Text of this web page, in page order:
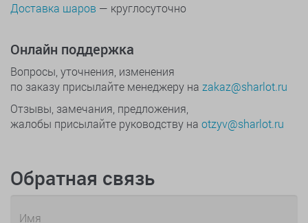
Доставка шаров — круглосуточно
Онлайн поддержка
Вопросы, уточнения, изменения
по заказу присылайте менеджеру на zakaz@sharlot.ru
Отзывы, замечания, предложения,
жалобы присылайте руководству на otzyv@sharlot.ru
Обратная связь